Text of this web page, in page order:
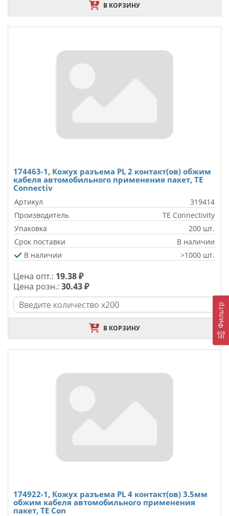
Фильтр
В КОРЗИНУ
174463-1, Кожух разъема PL 2 контакт(ов) обжим
кабеля автомобильного применения пакет, TE
Connectiv
Артикул
319414
Производитель
TE Connectivity
Упаковка
200 шт.
Срок поставки
В наличии
В наличии
>1000 шт.
Цена опт.: 19.38 ₽
Цена розн.: 30.43 ₽
В КОРЗИНУ
174922-1, Кожух разъема PL 4 контакт(ов) 3.5мм
обжим кабеля автомобильного применения
пакет, TE Con